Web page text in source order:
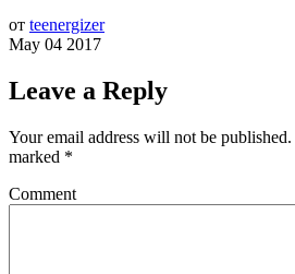
от teenergizer
May 04 2017
Leave a Reply
Your email address will not be published.
marked *
Comment